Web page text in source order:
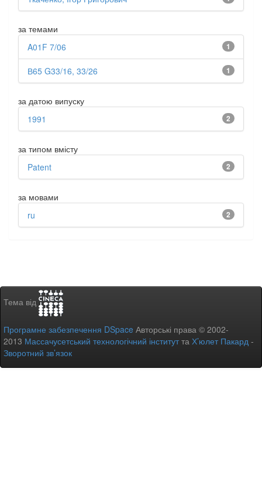
за темами
1
A01F 7/06
1
В65 G33/16, 33/26
за датою випуску
2
1991
за типом вмісту
2
Patent
за мовами
2
ru
Тема від
Програмне забезпечення DSpace Авторські права © 2002-
2013 Массачусетський технологічний інститутта Х’юлет Пакард -
Зворотний зв’язок